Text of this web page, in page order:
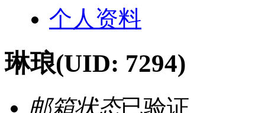
个人资料
琳琅(UID: 7294)
邮箱状态已验证